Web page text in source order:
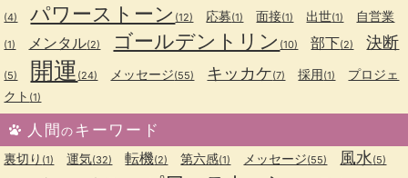
(4) パワーストーン (12) 応募(1) 面接(1) 出世(1) 自営業
(1) メンタル(2) ゴールデントリン (10) 部下(2) 決断
(5) 開運 (24) メッセージ(55) キッカケ(7) 採用(1)
プロジェ
クト (1)
人間のキーワード
裏切り (1) 運気(32) 転機(2) 第六感(1) メッセージ(55) 風水(5)